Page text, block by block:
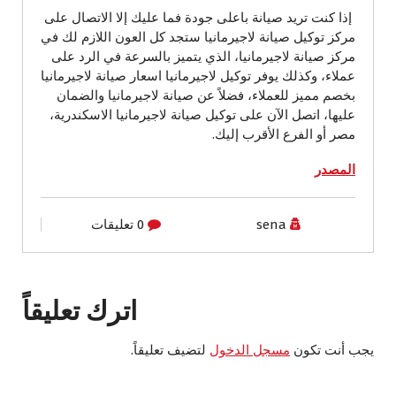
إذا كنت تريد صيانة باعلى جودة فما عليك إلا الاتصال على
مركز توكيل صيانة لاجيرمانيا ستجد كل العون اللازم لك في
مركز صيانة لاجيرمانيا، الذي يتميز بالسرعة في الرد على
عملاء، وكذلك يوفر توكيل لاجيرمانيا اسعار صيانة لاجيرمانيا
بخصم مميز للعملاء، فضلاً عن صيانة لاجيرمانيا والضمان
عليها، اتصل الآن على توكيل صيانة لاجيرمانيا الاسكندرية،
مصر أو الفرع الأقرب إليك.
المصدر
sena 0 تعليقات
اترك تعليقاً
يجب أنت تكون مسجل الدخول لتضيف تعليقاً.